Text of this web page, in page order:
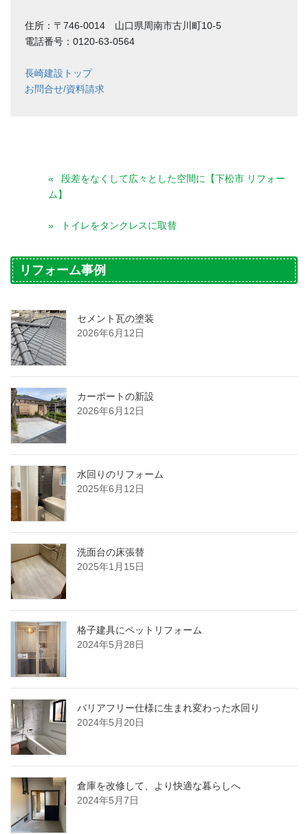
住所：〒746-0014 山口県周南市古川町10-5
電話番号：0120-63-0564
長崎建設トップ
お問合せ/資料請求
段差をなくして広々とした空間に【下松市 リフォー
ム】
トイレをタンクレスに取替
リフォーム事例
セメント瓦の塗装
2026年6月12日
カーポートの新設
2026年6月12日
水回りのリフォーム
2025年6月12日
洗面台の床張替
2025年1月15日
格子建具にペットリフォーム
2024年5月28日
バリアフリー仕様に生まれ変わった水回り
2024年5月20日
倉庫を改修して、より快適な暮らしへ
2024年5月7日